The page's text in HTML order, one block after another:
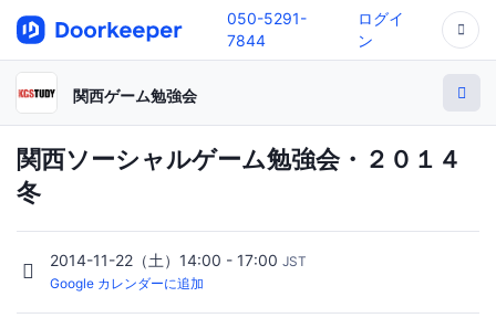
050-5291-
7844
ログイ
ン
関西ゲーム勉強会
関西ソーシャルゲーム勉強会・２０１４
冬
2014-11-22（土）14:00 - 17:00 JST
Google カレンダーに追加